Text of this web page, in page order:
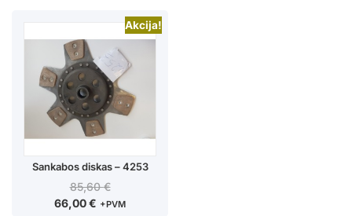
Akcija!
Sankabos diskas – 4253
85,60€
66,00€ +PVM